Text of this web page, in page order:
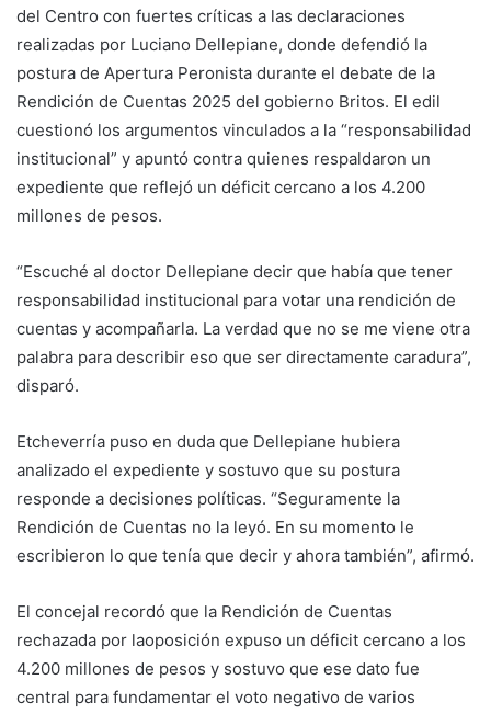
del Centro con fuertes críticas a las declaraciones
realizadas por Luciano Dellepiane, donde defendió la
postura de Apertura Peronista durante el debate de la
Rendición de Cuentas 2025 del gobierno Britos. El edil
cuestionó los argumentos vinculados a la “responsabilidad
institucional” y apuntó contra quienes respaldaron un
expediente que reflejó un déficit cercano a los 4.200
millones de pesos.
“Escuché al doctor Dellepiane decir que había que tener
responsabilidad institucional para votar una rendición de
cuentas y acompañarla. La verdad que no se me viene otra
palabra para describir eso que ser directamente caradura”,
disparó.
Etcheverría puso en duda que Dellepiane hubiera
analizado el expediente y sostuvo que su postura
responde a decisiones políticas. “Seguramente la
Rendición de Cuentas no la leyó. En su momento le
escribieron lo que tenía que decir y ahora también”, afirmó.
El concejal recordó que la Rendición de Cuentas
rechazada por laoposición expuso un déficit cercano a los
4.200 millones de pesos y sostuvo que ese dato fue
central para fundamentar el voto negativo de varios